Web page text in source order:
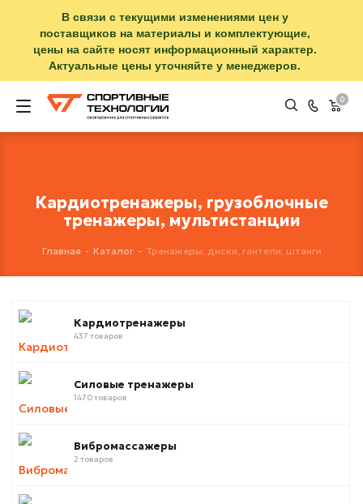
В связи с текущими изменениями цен у
поставщиков на материалы и комплектующие,
цены на сайте носят информационный характер.
Актуальные цены уточняйте у менеджеров.
0
Кардиотренажеры, грузоблочные
тренажеры, мультистанции
Главная - Каталог - Тренажеры, диски, гантели, штанги
Кардиотренажеры
437 товаров
Силовые тренажеры
1470 товаров
Вибромассажеры
2 товаров